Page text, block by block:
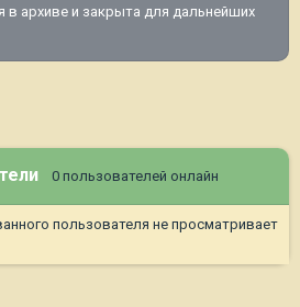
в архиве и закрыта для дальнейших
0 пользователей онлайн
пользователя не просматривает